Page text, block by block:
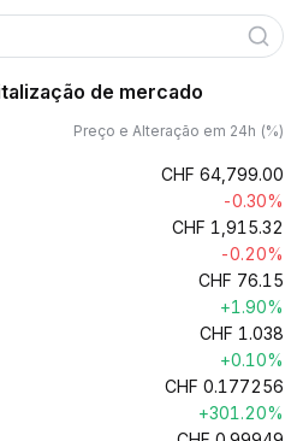
de mercado
Preço e Alteração em 24h (%)
CHF 64,799.00
-0.30%
CHF 1,915.32
-0.20%
CHF 76.15
+1.90%
CHF 1.038
+0.10%
CHF 0.177256
+301.20%